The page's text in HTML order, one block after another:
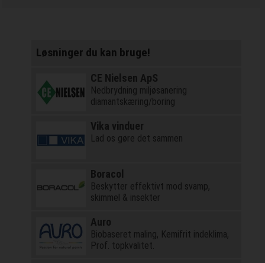
Løsninger du kan bruge!
CE Nielsen ApS
Nedbrydning miljøsanering
diamantskæring/boring
Vika vinduer
Lad os gøre det sammen
Boracol
Beskytter effektivt mod svamp,
skimmel & insekter
Auro
Biobaseret maling, Kemifrit indeklima,
Prof. topkvalitet.